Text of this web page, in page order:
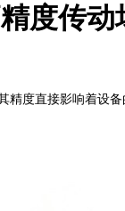
度传动
直接影响着设